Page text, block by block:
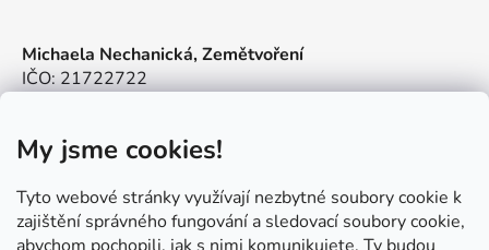
My jsme cookies!
Tyto webové stránky využívají nezbytné soubory cookie k
zajištění správného fungování a sledovací soubory cookie,
a
Michaela Nechanická, Zemětvoření
IČO: 21722722
Adél:775 683 521
Kde nás najdete
Jilemnice – V Jilmu 509
Út–Čt: 8:00–15:00 / St do 18:00